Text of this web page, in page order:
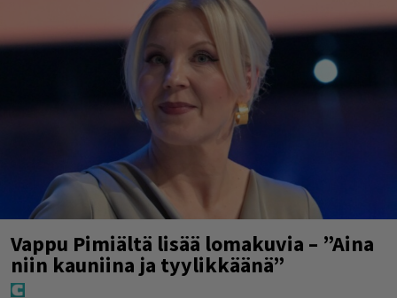
Vappu Pimiältä lisää lomakuvia – ”Aina
niin kauniina ja tyylikkäänä”